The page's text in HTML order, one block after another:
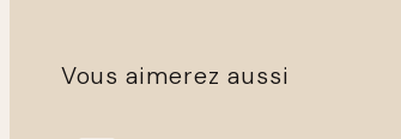
Vous aimerez aussi